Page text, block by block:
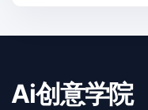
Ai创意学院